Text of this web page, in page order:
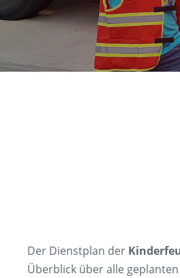
Der Dienstplan der
Überblick über alle geplanten